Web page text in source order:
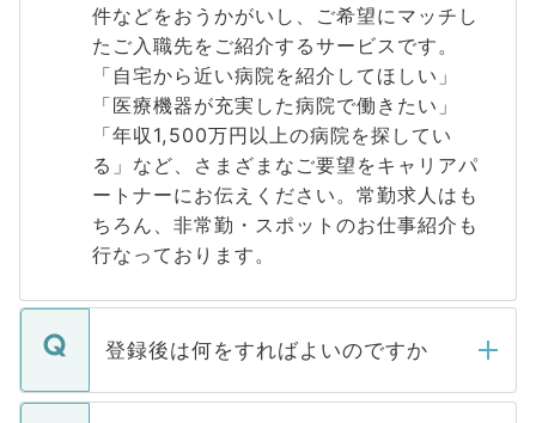
件などをおうかがいし、ご希望にマッチし
たご入職先をご紹介するサービスです。
「自宅から近い病院を紹介してほしい」
「医療機器が充実した病院で働きたい」
「年収1,500万円以上の病院を探してい
る」など、さまざまなご要望をキャリアパ
ートナーにお伝えください。常勤求人はも
ちろん、非常勤・スポットのお仕事紹介も
行なっております。
登録後は何をすればよいのですか
ご登録いただきましたら、弊社担当者がご